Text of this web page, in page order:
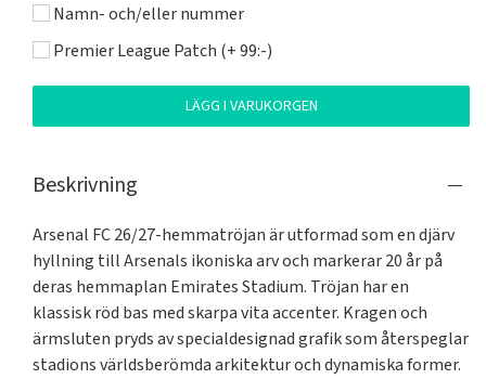
Namn- och/eller nummer
Premier League Patch (+ 99:-)
LÄGG I VARUKORGEN
Beskrivning
Arsenal FC 26/27-hemmatröjan är utformad som en djärv
hyllning till Arsenals ikoniska arv och markerar 20 år på
deras hemmaplan Emirates Stadium. Tröjan har en
klassisk röd bas med skarpa vita accenter. Kragen och
ärmsluten pryds av specialdesignad grafik som återspeglar
stadions världsberömda arkitektur och dynamiska former.